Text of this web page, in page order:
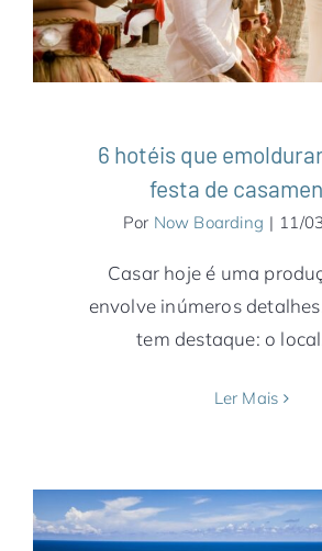
Resorts Mendoza Miami
Polinésia Francesa
6 hotéis que
festa de
Por Now Boarding | 11/
Casar hoje é uma
envolve inúmeros
tem destaque: o
Ler Mais